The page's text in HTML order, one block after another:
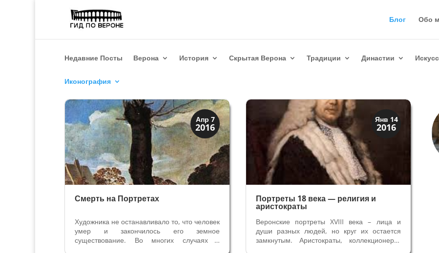
Блог Обо
Недавние Посты Верона История Скрытая Верона Традиции Династии
Иконография
Апр 7
2016
Иконография
Портреты
Смерть на Портретах
Художника не останавливало то, что человек
умер и закончилось его земное
существование. Во многих случаях в
Янв 14
2016
Иконография
Портреты
Портреты 18 века — религия и
аристократы
Веронские портреты XVIII века – лица и
души разных людей, но круг их остается
замкнутым. Аристократы, коллекционеры,